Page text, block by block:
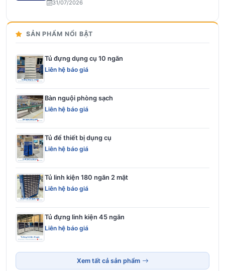
31/07/2026
SẢN PHẨM NỔI BẬT
Tủ đựng dụng cụ 10 ngăn
Liên hệ báo giá
Bàn nguội phòng sạch
Liên hệ báo giá
Tủ để thiết bị dụng cụ
Liên hệ báo giá
Tủ linh kiện 180 ngăn 2 mặt
Liên hệ báo giá
Tủ đựng linh kiện 45 ngăn
Liên hệ báo giá
Xem tất cả sản phẩm